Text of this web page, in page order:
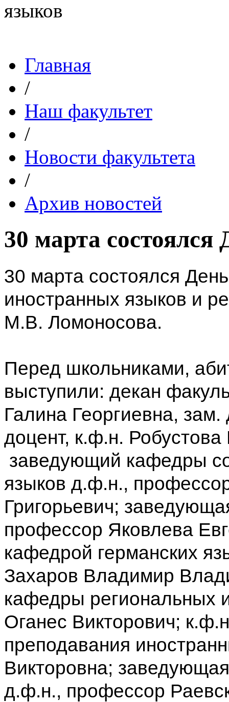
Главная
/
Наш факультет
/
Новости факультета
/
Архив новостей
30 марта
30 марта состоялся
иностранных языков и
М.В. Ломоносова.
Перед школьниками,
выступили: декан
Галина Георгиевна,
доцент, к.ф.н.
заведующий кафедры
языков д.ф.н.,
Григорьевич;
профессор Яковлева
кафедрой германских
Захаров Владимир
кафедры региональных
Оганес Викторович;
преподавания
Викторовна;
д.ф.н., профессор